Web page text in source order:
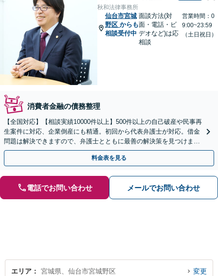
秋和法律事務所
仙台市宮城
野区 からも
相談受付中
面談方法(対
面・電話・ビ
デオなど)は応
相談
営業時間：0
9:00~23:59
（土日祝日）
消費者金融の債務整理
【全国対応】【相談実績10000件以上】500件以上の自己破産や民事再
生案件に対応、企業倒産にも精通。初回から代表弁護士が対応。借金
問題は解決できますので、弁護士とともに最善の解決策を見つけまし
ょう【初回相談無料】【法テラス利用可】
料金表を見る
電話でお問い合わせ メールでお問い合わせ
エリア 宮城県、仙台市宮城野区 変更